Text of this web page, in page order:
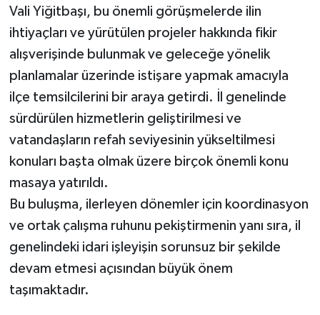
Vali Yiğitbaşı, bu önemli görüşmelerde ilin
ihtiyaçları ve yürütülen projeler hakkında fikir
alışverişinde bulunmak ve geleceğe yönelik
planlamalar üzerinde istişare yapmak amacıyla
ilçe temsilcilerini bir araya getirdi. İl genelinde
sürdürülen hizmetlerin geliştirilmesi ve
vatandaşların refah seviyesinin yükseltilmesi
konuları başta olmak üzere birçok önemli konu
masaya yatırıldı.
Bu buluşma, ilerleyen dönemler için koordinasyon
ve ortak çalışma ruhunu pekiştirmenin yanı sıra, il
genelindeki idari işleyişin sorunsuz bir şekilde
devam etmesi açısından büyük önem
taşımaktadır.